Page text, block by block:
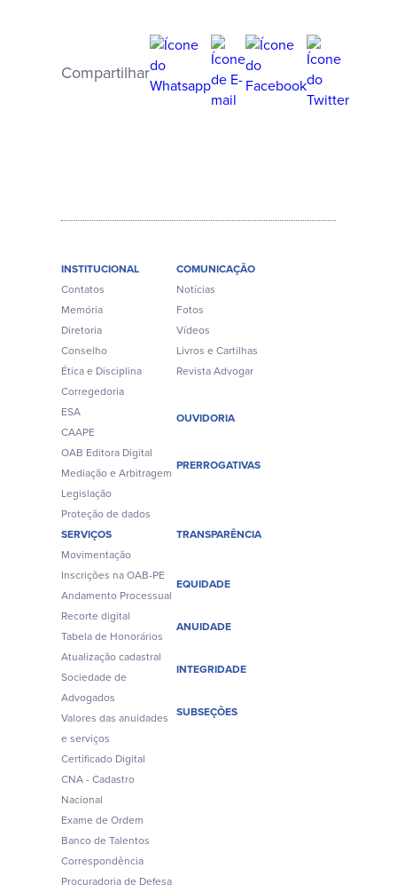
Compartilhar
INSTITUCIONAL
Contatos
Memória
Diretoria
Conselho
Ética e Disciplina
Corregedoria
ESA
CAAPE
OAB Editora Digital
Mediação e Arbitragem
Legislação
Proteção de dados
COMUNICAÇÃO
Notícias
Fotos
Vídeos
Livros e Cartilhas
Revista Advogar
OUVIDORIA
PRERROGATIVAS
SERVIÇOS
Movimentação
Inscrições na OAB-PE
Andamento Processual
Recorte digital
Tabela de Honorários
Atualização cadastral
Sociedade de
Advogados
Valores das anuidades
e serviços
Certificado Digital
CNA - Cadastro
Nacional
Exame de Ordem
Banco de Talentos
Correspondência
Procuradoria de Defesa
TRANSPARÊNCIA
EQUIDADE
ANUIDADE
INTEGRIDADE
SUBSEÇÕES